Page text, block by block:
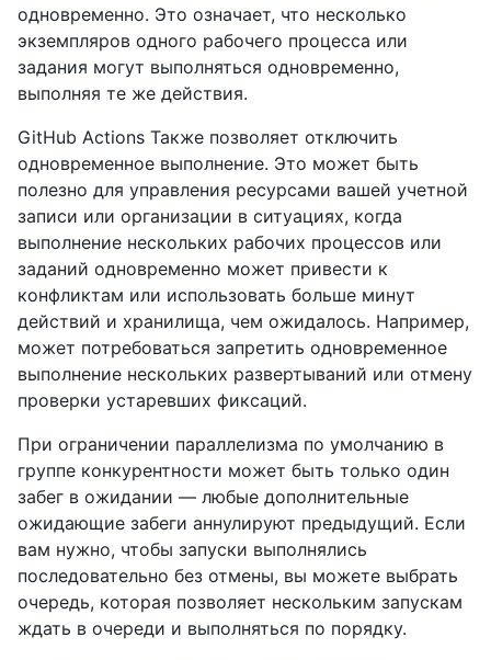
одновременно. Это означает, что несколько
экземпляров одного рабочего процесса или
задания могут выполняться одновременно,
выполняя те же действия.
GitHub Actions Также позволяет отключить
одновременное выполнение. Это может быть
полезно для управления ресурсами вашей учетной
записи или организации в ситуациях, когда
выполнение нескольких рабочих процессов или
заданий одновременно может привести к
конфликтам или использовать больше минут
действий и хранилища, чем ожидалось. Например,
может потребоваться запретить одновременное
выполнение нескольких развертываний или отмену
проверки устаревших фиксаций.
При ограничении параллелизма по умолчанию в
группе конкурентности может быть только один
забег в ожидании — любые дополнительные
ожидающие забеги аннулируют предыдущий. Если
вам нужно, чтобы запуски выполнялись
последовательно без отмены, вы можете выбрать
очередь, которая позволяет нескольким запускам
ждать в очереди и выполняться по порядку.